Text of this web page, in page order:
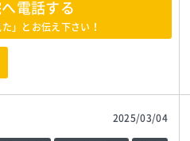
へ電話する
」とお伝え下さい！
2025/03/04